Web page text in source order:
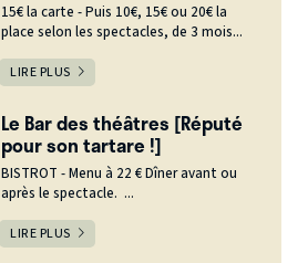
15€ la carte - Puis 10€, 15€ ou 20€ la
place selon les spectacles, de 3 mois...
LIRE PLUS
Le Bar des théâtres [Réputé
pour son tartare !]
BISTROT - Menu à 22 € Dîner avant ou
après le spectacle. ...
LIRE PLUS